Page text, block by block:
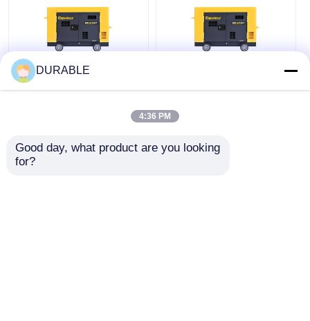
14.4A Zestaw
przenośnych
komercyjnych
generatorów
Najlepsza cena
przemysłowego 11
kW 10 kW
Najlepsza cena
DURABLE
4:36 PM
Good day, what product are you looking
for?